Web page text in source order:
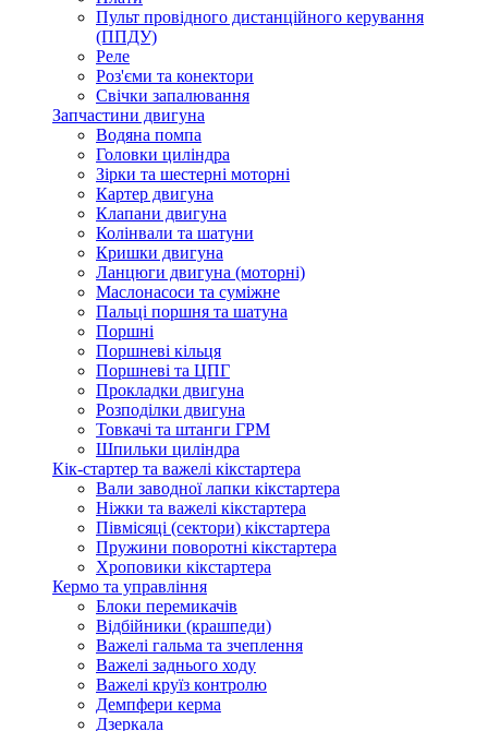
Пульт провідного дистанційного керування
(ППДУ)
Реле
Роз'єми та конектори
Свічки запалювання
Запчастини двигуна
Водяна помпа
Головки циліндра
Зірки та шестерні моторні
Картер двигуна
Клапани двигуна
Колінвали та шатуни
Кришки двигуна
Ланцюги двигуна (моторні)
Маслонасоси та суміжне
Пальці поршня та шатуна
Поршні
Поршневі кільця
Поршневі та ЦПГ
Прокладки двигуна
Розподілки двигуна
Товкачі та штанги ГРМ
Шпильки циліндра
Кік-стартер та важелі кікстартера
Вали заводної лапки кікстартера
Ніжки та важелі кікстартера
Півмісяці (сектори) кікстартера
Пружини поворотні кікстартера
Хроповики кікстартера
Кермо та управління
Блоки перемикачів
Відбійники (крашпеди)
Важелі гальма та зчеплення
Важелі заднього ходу
Важелі круїз контролю
Демпфери керма
Дзеркала